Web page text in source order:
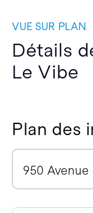
VUE SUR PLAN
Détails
Le Vibe
Plan des